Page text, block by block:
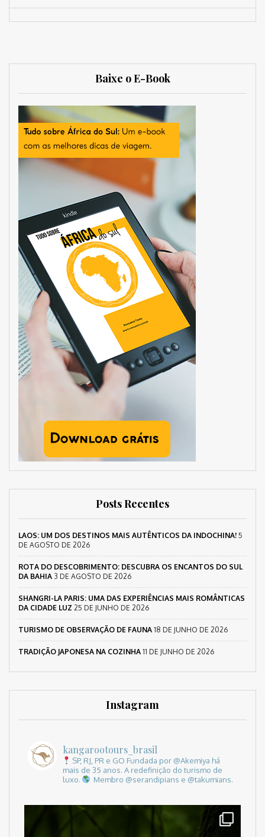
Baixe o E-Book
Posts Recentes
LAOS: UM DOS DESTINOS MAIS AUTÊNTICOS DA INDOCHINA! 5
DE AGOSTO DE 2026
ROTA DO DESCOBRIMENTO: DESCUBRA OS ENCANTOS DO SUL
DA BAHIA 3 DE AGOSTO DE 2026
SHANGRI-LA PARIS: UMA DAS EXPERIÊNCIAS MAIS ROMÂNTICAS
DA CIDADE LUZ 25 DE JUNHO DE 2026
TURISMO DE OBSERVAÇÃO DE FAUNA 18 DE JUNHO DE 2026
TRADIÇÃO JAPONESA NA COZINHA 11 DE JUNHO DE 2026
Instagram
kangarootours_brasil
SP, RJ, PR e GO Fundada por @Akemiya há
mais de 35 anos. A redefinição do turismo de
luxo.
Membro @serandipians e @takumians.